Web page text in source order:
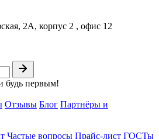
2А, корпус 2 , офис 12
будь первым!
Отзывы Блог Партнёры и
Частые вопросы Прайс-лист ГОСТы